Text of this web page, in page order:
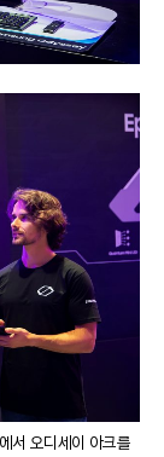
서 오디세이 아크를